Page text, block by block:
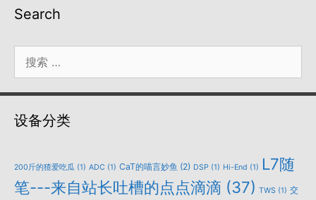
Search
索：
设备分类
200斤的猹爱吃瓜 (1) ADC (1) CaT的喵言妙鱼 (2) DSP (1) Hi-End (1) L7随
笔---来自站长吐槽的点点滴滴 (37) TWS (1) 交